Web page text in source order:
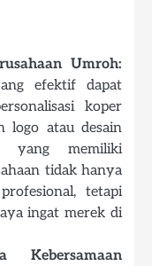
Umroh:
efektif dapat
koper
logo atau desain
yang memiliki
tidak hanya
tetapi
ingat merek di
Kebersamaan